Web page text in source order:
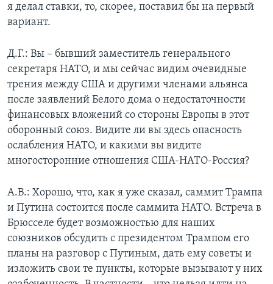
я делал ставки, то, скорее, поставил бы на первый
вариант.
Д.Г.: Вы – бывший заместитель генерального
секретаря НАТО, и мы сейчас видим очевидные
трения между США и другими членами альянса
после заявлений Белого дома о недостаточности
финансовых вложений со стороны Европы в этот
оборонный союз. Видите ли вы здесь опасность
ослабления НАТО, и какими вы видите
многосторонние отношения США-НАТО-Россия?
А.В.: Хорошо, что, как я уже сказал, саммит Трампа
и Путина состоится после саммита НАТО. Встреча в
Брюсселе будет возможностью для наших
союзников обсудить с президентом Трампом его
планы на разговор с Путиным, дать ему советы и
изложить свои те пункты, которые вызывают у них